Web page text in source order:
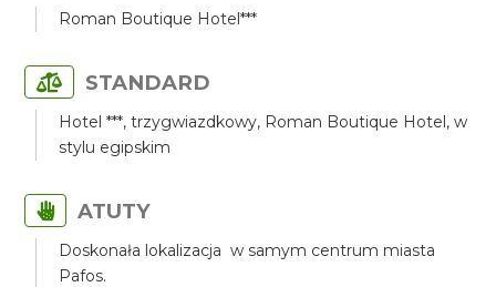
Roman Boutique Hotel***
STANDARD
Hotel ***, trzygwiazdkowy, Roman Boutique Hotel, w
stylu egipskim
ATUTY
Doskonała lokalizacja w samym centrum miasta
Pafos.